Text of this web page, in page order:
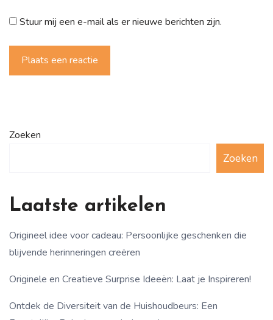
Stuur mij een e-mail als er nieuwe berichten zijn.
Plaats een reactie
Zoeken
Zoeken
Laatste artikelen
Origineel idee voor cadeau: Persoonlijke geschenken die
blijvende herinneringen creëren
Originele en Creatieve Surprise Ideeën: Laat je Inspireren!
Ontdek de Diversiteit van de Huishoudbeurs: Een